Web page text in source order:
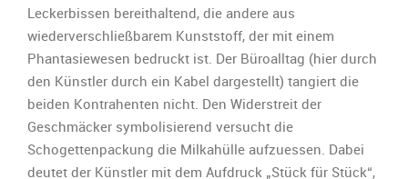
Leckerbissen bereithaltend, die andere aus
wiederverschließbarem Kunststoff, der mit einem
Phantasiewesen bedruckt ist. Der Büroalltag (hier durch
den Künstler durch ein Kabel dargestellt) tangiert die
beiden Kontrahenten nicht. Den Widerstreit der
Geschmäcker symbolisierend versucht die
Schogettenpackung die Milkahülle aufzuessen. Dabei
deutet der Künstler mit dem Aufdruck „Stück für Stück“,